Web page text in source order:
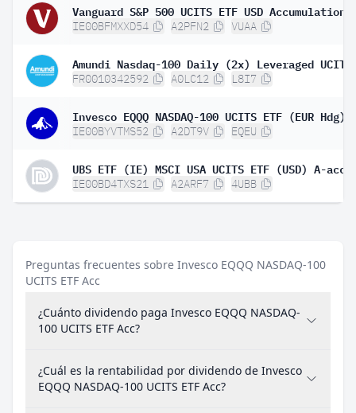
Vanguard S&P 500 UCITS ETF USD Accumulation
IE00BFMXXD54 A2PFN2 VUAA
FR0010342592 A0LC12 L8I7
Invesco EQQQ NASDAQ-100 UCITS ETF (EUR Hdg)
IE00BYVTMS52 A2DT9V EQEU
UBS ETF (IE) MSCI USA UCITS ETF (USD) A-acc
IE00BD4TXS21 A2ARF7 4UBB
Preguntas frecuentes sobre Invesco EQQQ NASDAQ-100
UCITS ETF Acc
¿Cuánto dividendo paga Invesco EQQQ NASDAQ-
100 UCITS ETF Acc?
¿Cuál es la rentabilidad por dividendo de Invesco
EQQQ NASDAQ-100 UCITS ETF Acc?